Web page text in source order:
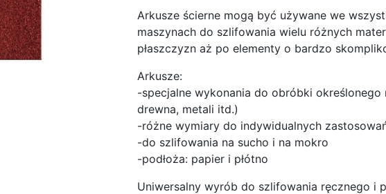
Arkusze ścierne mogą być używane we
maszynach do szlifowania wielu różnych
płaszczyzn aż po elementy o bardzo
Arkusze:
-specjalne wykonania do obróbki określonego
drewna, metali itd.)
-różne wymiary do indywidualnych
-do szlifowania na sucho i na mokro
-podłoża: papier i płótno
Uniwersalny wyrób do szlifowania ręcznego i